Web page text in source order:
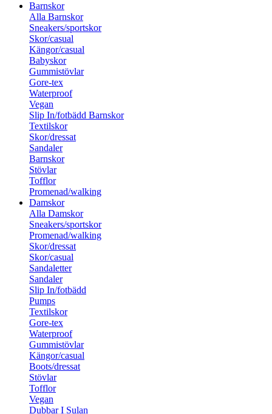
Barnskor
Alla Barnskor
Sneakers/sportskor
Skor/casual
Kängor/casual
Babyskor
Gummistövlar
Gore-tex
Waterproof
Vegan
Slip In/fotbädd Barnskor
Textilskor
Skor/dressat
Sandaler
Barnskor
Stövlar
Tofflor
Promenad/walking
Damskor
Alla Damskor
Sneakers/sportskor
Promenad/walking
Skor/dressat
Skor/casual
Sandaletter
Sandaler
Slip In/fotbädd
Pumps
Textilskor
Gore-tex
Waterproof
Gummistövlar
Kängor/casual
Boots/dressat
Stövlar
Tofflor
Vegan
Dubbar I Sulan